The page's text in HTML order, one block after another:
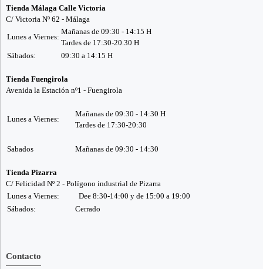
Tienda Málaga Calle Victoria
C/ Victoria Nº 62 - Málaga
Lunes a Viernes:
Mañanas de 09:30 - 14:15 H
Tardes de 17:30-20.30 H
Sábados:
09:30 a 14:15 H
Tienda Fuengirola
Avenida la Estación nº1 - Fuengirola
Lunes a Viernes:
Mañanas de 09:30 - 14:30 H
Tardes de 17:30-20:30
Sabados Mañanas de 09:30 - 14:30
Tienda Pizarra
C/ Felicidad Nº 2 - Polígono industrial de Pizarra
Lunes a Viernes:
Dee 8:30-14:00 y de 15:00 a 19:00
Sábados:
Cerrado
Contacto